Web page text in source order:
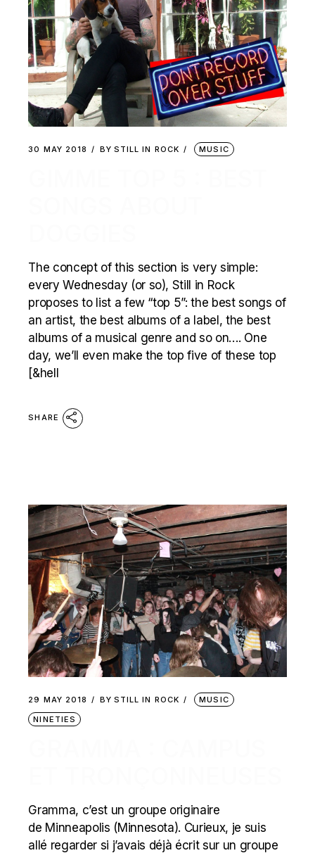
30 MAY 2018 BY STILL IN ROCK MUSIC
The concept of this section is very simple:
every Wednesday (or so), Still in Rock
proposes to list a few “top 5”: the best songs of
an artist, the best albums of a label, the best
albums of a musical genre and so on…. One
day, we’ll even make the top five of these top
[&hell
SHARE
29 MAY 2018 BY STILL IN ROCK
MUSIC
NINETIES
Gramma, c’est un groupe originaire
de Minneapolis (Minnesota). Curieux, je suis
allé regarder si j’avais déjà écrit sur un groupe